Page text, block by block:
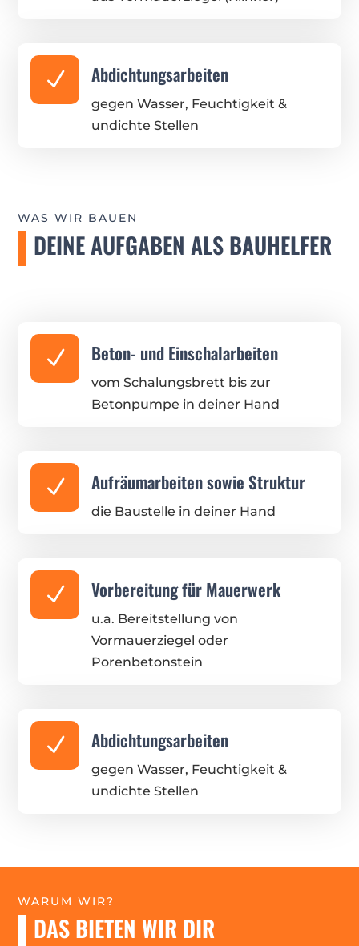
N Abdichtungsarbeiten
gegen Wasser, Feuchtigkeit &
undichte Stellen
WAS WIR BAUEN
DEINE AUFGABEN ALS BAUHELFER
N Beton- und Einschalarbeiten
vom Schalungsbrett bis zur
Betonpumpe in deiner Hand
N Aufräumarbeiten sowie Struktur
die Baustelle in deiner Hand
N Vorbereitung für Mauerwerk
u.a. Bereitstellung von
Vormauerziegel oder
Porenbetonstein
N Abdichtungsarbeiten
gegen Wasser, Feuchtigkeit &
undichte Stellen
WARUM WIR?
DAS BIETEN WIR DIR